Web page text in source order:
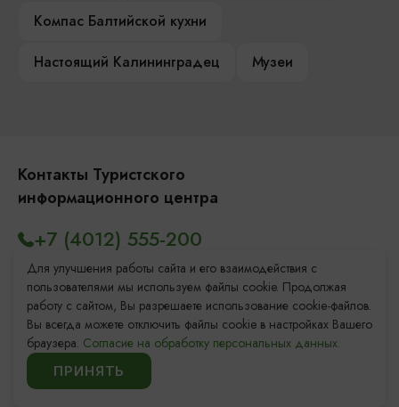
Компас Балтийской кухни
Настоящий Калининградец
Музеи
Контакты Туристского
информационного центра
Площадь Победы, 1 Закрыто
ул. Октябрьская, 2/3 Открыто
+7 (4012) 555-200
8 (800) 200-55-39
info@visit-kaliningrad.ru
Для улучшения работы сайта и его взаимодействия с
пользователями мы используем файлы cookie. Продолжая
работу с сайтом, Вы разрешаете использование cookie-файлов.
Вы всегда можете отключить файлы cookie в настройках Вашего
браузера. Согласие на обработку персональных данных.
ПРИНЯТЬ